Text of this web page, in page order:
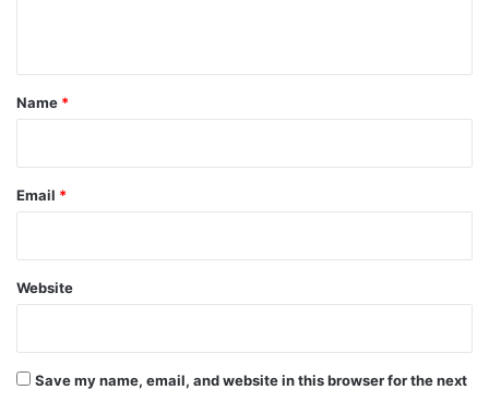
*
Name *
Email *
Website
Save my name, email, and website in this browser for the next